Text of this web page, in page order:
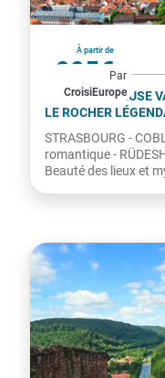
À partir de
995€
par personne
Par
CroisiEurope
France
LA MAJESTUEUSE
LE ROCHER
STRASBOURG -
romantique -
Beauté des lieux et